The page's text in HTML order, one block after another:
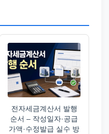
전자세금계산서 발행
순서 – 작성일자·공급
가액·수정발급 실수 방